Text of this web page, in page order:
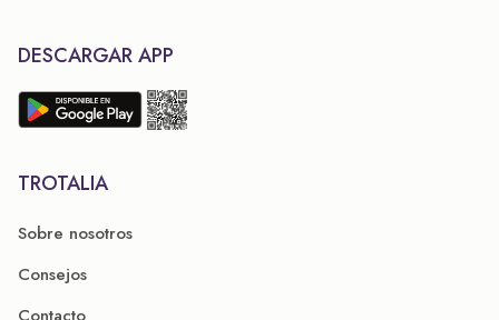
DESCARGAR APP
TROTALIA
Sobre nosotros
Consejos